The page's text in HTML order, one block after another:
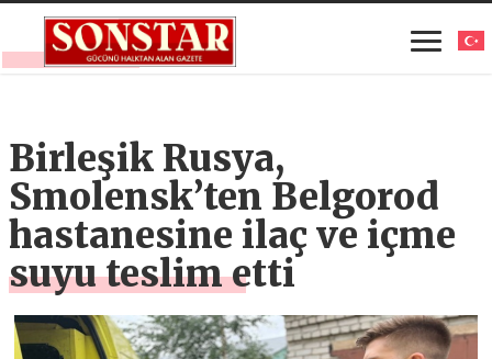
Birleşik Rusya,
Smolensk’ten Belgorod
hastanesine ilaç ve içme
suyu teslim etti